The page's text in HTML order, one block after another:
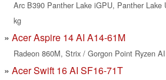
Arc B390 Panther Lake iGPU, Panther
kg
Acer Aspire 14 AI A14-61M
Radeon 860M, Strix / Gorgon Point Ryzen
Acer Swift 16 AI SF16-71T